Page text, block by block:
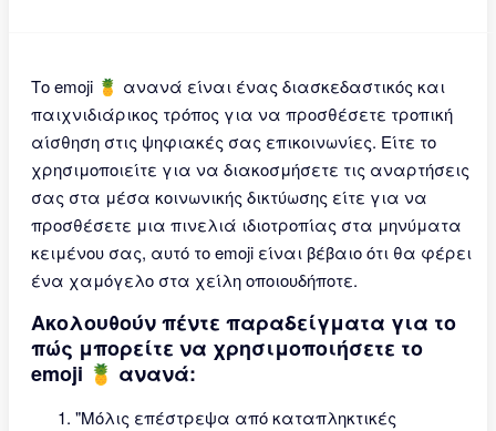
Το emoji 🍍 ανανά είναι ένας διασκεδαστικός και
παιχνιδιάρικος τρόπος για να προσθέσετε τροπική
αίσθηση στις ψηφιακές σας επικοινωνίες. Είτε το
χρησιμοποιείτε για να διακοσμήσετε τις αναρτήσεις
σας στα μέσα κοινωνικής δικτύωσης είτε για να
προσθέσετε μια πινελιά ιδιοτροπίας στα μηνύματα
κειμένου σας, αυτό το emoji είναι βέβαιο ότι θα φέρει
ένα χαμόγελο στα χείλη οποιουδήποτε.
Ακολουθούν πέντε παραδείγματα για το
πώς μπορείτε να χρησιμοποιήσετε το
emoji 🍍 ανανά:
"Μόλις επέστρεψα από καταπληκτικές